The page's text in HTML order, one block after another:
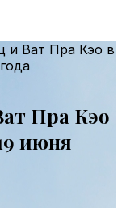
и Ват Пра Кэо в
Пра Кэо
июня